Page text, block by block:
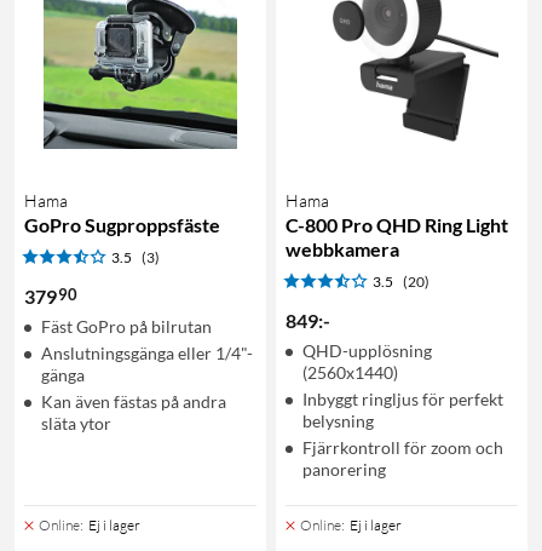
Hama
GoPro Sugproppsfäste
3.5 (3)
37990
Fäst GoPro på bilrutan
Anslutningsgänga eller 1/4"-
gänga
Kan även fästas på andra
släta ytor
Online: Ej i lager
Hama
C-800 Pro QHD Ring Light
webbkamera
3.5 (20)
849:-
QHD-upplösning
(2560x1440)
Inbyggt ringljus för perfekt
belysning
Fjärrkontroll för zoom och
panorering
Online: Ej i lager